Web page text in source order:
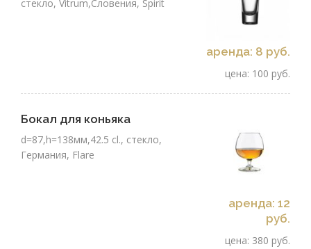
стекло, Vitrum,Словения, Spirit
аренда: 8 руб.
цена: 100 руб.
Бокал для коньяка
d=87,h=138мм,42.5 cl., стекло,
Германия, Flare
аренда: 12
руб.
цена: 380 руб.